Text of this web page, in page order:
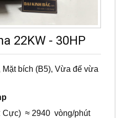
22KW - 30HP
Mặt bích (B5), Vừa đế vừa
Cực) ≈ 2940 vòng/phút